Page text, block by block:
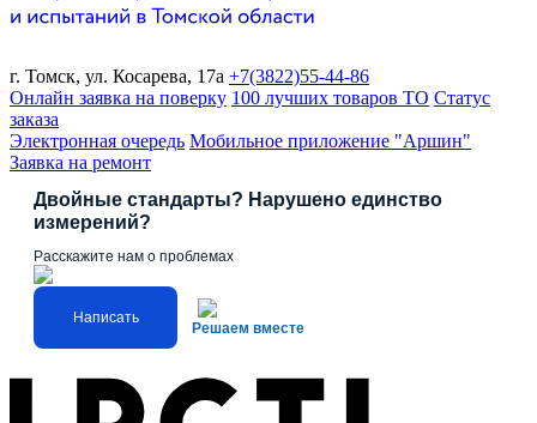
г. Томск, ул. Косарева, 17а +7(3822)55-44-86
Онлайн заявка на поверку 100 лучших товаров ТО Статус
заказа
Электронная очередь Мобильное приложение "Аршин"
Заявка на ремонт
Двойные стандарты? Нарушено единство
измерений?
Расскажите нам о проблемах
Написать
Решаем вместе